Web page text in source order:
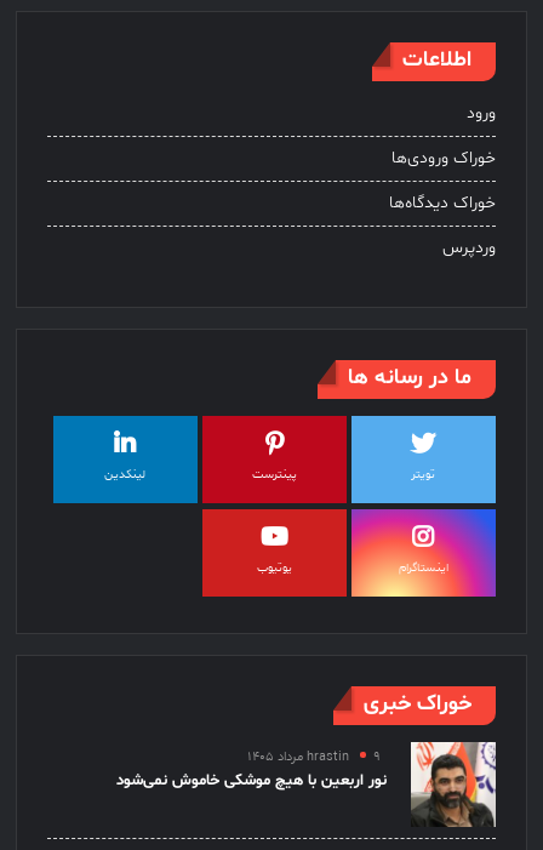
اطلاعات
ورود
خوراک ورودی‌ها
خوراک دیدگاه‌ها
وردپرس
ما در رسانه ها
تویتر پینترست لینکدین
اینستاگرام یوتیوب
خوراک خبری
hrastin ۹ مرداد ۱۴۰۵
نور اربعین با هیچ موشکی خاموش نمی‌شود